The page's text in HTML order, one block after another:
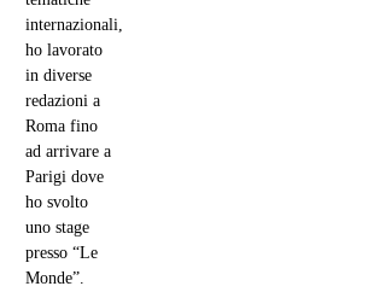
internazionali,
ho lavorato
in diverse
redazioni a
Roma fino
ad arrivare a
Parigi dove
ho svolto
uno stage
presso “Le
Monde”.